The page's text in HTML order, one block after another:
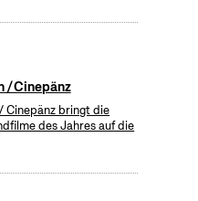
/ Cinepänz
Cinepänz bringt die
des Jahres auf die